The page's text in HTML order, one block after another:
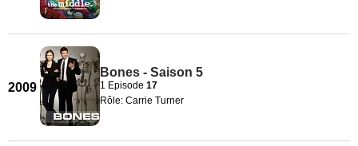
2009
Bones - Saison 5
1 Episode 17
Rôle: Carrie Turner